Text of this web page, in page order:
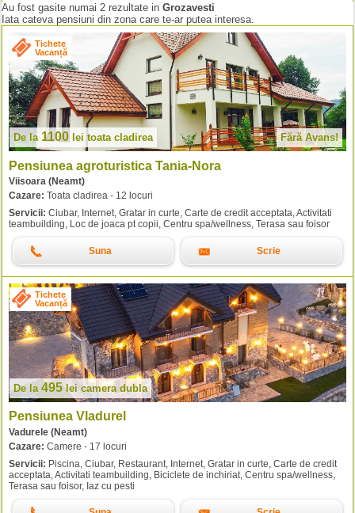
Au fost gasite numai 2 rezultate in Grozavesti
Iata cateva pensiuni din zona care te-ar putea interesa.
Tichete
Vacanță
De la 1100 lei toata cladirea Fără Avans!
Pensiunea agroturistica Tania-Nora
Viisoara (Neamt)
Cazare: Toata cladirea - 12 locuri
Servicii: Ciubar, Internet, Gratar in curte, Carte de credit acceptata, Activitati
teambuilding, Loc de joaca pt copii, Centru spa/wellness, Terasa sau foisor
Suna Scrie
Tichete
Vacanță
De la 495 lei camera dubla
Pensiunea Vladurel
Vadurele (Neamt)
Cazare: Camere - 17 locuri
Servicii: Piscina, Ciubar, Restaurant, Internet, Gratar in curte, Carte de credit
acceptata, Activitati teambuilding, Biciclete de inchiriat, Centru spa/wellness,
Terasa sau foisor, Iaz cu pesti